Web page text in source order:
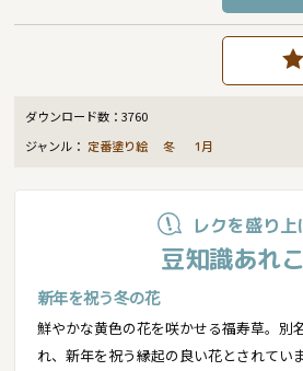
ダウンロード数：3760
ジャンル： 定番塗り絵 冬 1月
レクを盛り上
豆知識あれ
新年を祝う冬の花
鮮やかな黄色の花を咲かせる福寿草。別
れ、新年を祝う縁起の良い花とされてい